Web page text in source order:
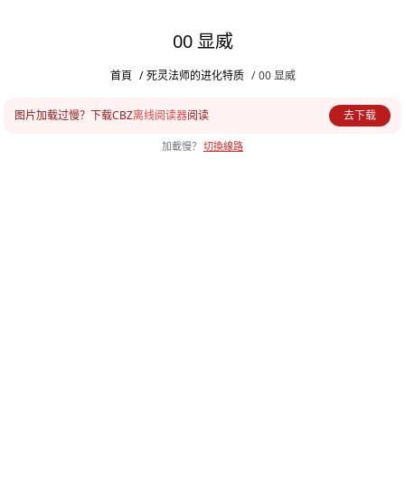
00 显威
首頁 / 死灵法师的进化特质 / 00 显威
图片加载过慢？下载CBZ离线阅读器阅读 去下载
加載慢？ 切換線路